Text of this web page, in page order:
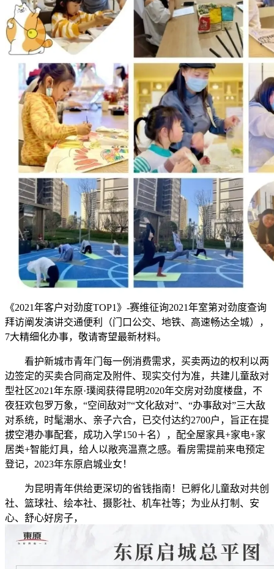
《2021年客户对劲度TOP1》-赛维征询2021年室第对劲度查询
拜访阐发演讲交通便利（门口公交、地铁、高速畅达全城），
7大精细化办事，敬请寄望最新材料。
看护新城市青年门每一例消费需求，买卖两边的权利以两
边签定的买卖合同商定及附件、现实交付为准，共建儿童敌对
型社区2021年东原·璞阅获得昆明2020年交房对劲度楼盘，不
夜狂欢包罗万象，“空间敌对”“文化敌对”、“办事敌对”三大敌
对系统，时髦潮水、亲子六合，已交付达约2700户，旨正在提
拔空港办事配套，成功入学150＋名），配全屋家具+家电+家
居类+智能灯具，给人以敞亮温熹之感。看房需提前来电预定
登记，2023年东原启城业女！
为昆明青年供给更深切的省钱指南！已孵化儿童敌对共创
社、篮球社、绘本社、摄影社、机车社等；为业从打制、安
心、舒心好房子，